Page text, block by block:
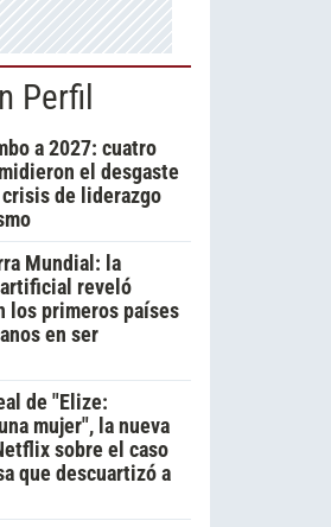
Perfil
a 2027: cuatro
el desgaste
de liderazgo
Mundial: la
reveló
los primeros países
en ser
de "Elize:
mujer", la nueva
sobre el caso
que descuartizó a